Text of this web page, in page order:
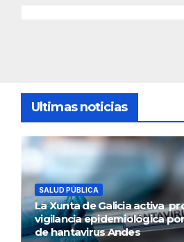
Ultimas noticias
SALUD PÚBLICA
La Xunta de Galicia activa
vigilancia epidemiológica
de hantavirus Andes